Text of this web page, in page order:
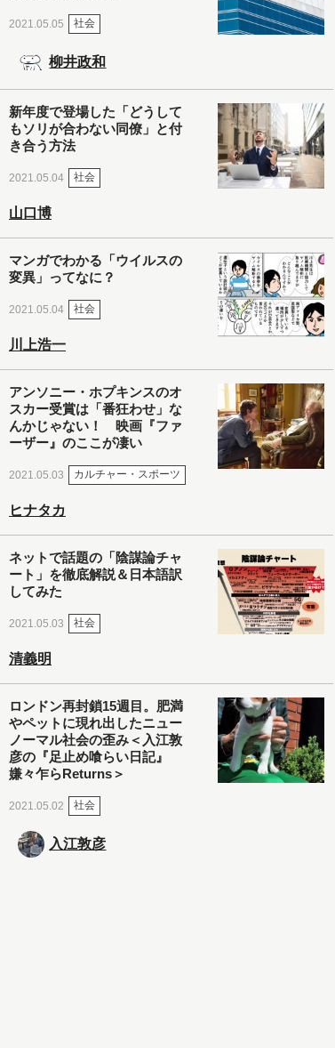
2021.05.05 社会
柳井政和
新年度で登場した「どうして
もソリが合わない同僚」と付
き合う方法
2021.05.04 社会
山口博
マンガでわかる「ウイルスの
変異」ってなに？
2021.05.04 社会
川上浩一
アンソニー・ホプキンスのオ
スカー受賞は「番狂わせ」な
んかじゃない！ 映画『ファ
ーザー』のここが凄い
2021.05.03 カルチャー・スポーツ
ヒナタカ
ネットで話題の「陰謀論チャ
ート」を徹底解説＆日本語訳
してみた
2021.05.03 社会
清義明
ロンドン再封鎖15週目。肥満
やペットに現れ出したニュー
ノーマル社会の歪み＜入江敦
彦の『足止め喰らい日記』
嫌々乍らReturns＞
2021.05.02 社会
入江敦彦